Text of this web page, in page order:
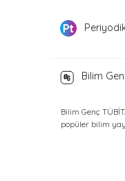
Bilim
Bilim Genç
popüler bilim